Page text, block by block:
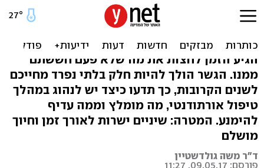
כך תטפלו בשיניים בזמן יישור
הגיע הזמן לחצות את מה שלא פעם חששתם
ממנו. הגשר הולך להיות חלק בלתי נפרד מחייכם
לשנים הקרובות, כך תדעו כיצד יש לנהוג במהלך
טיפול אורתודנטי, מה מומלץ וממה עדיף
להימנע. המטרה: שיניים ישרות לאורך זמן וחיוך
מושלם
ד"ר משה גולדשטיין
פורסם: 09.05.17, 11:27